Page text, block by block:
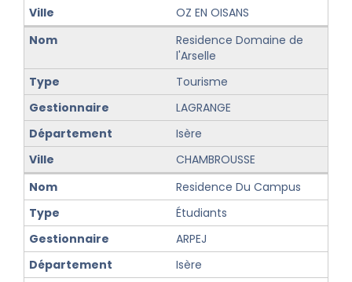
OZ EN OISANS
Residence Domaine de
l'Arselle
Tourisme
LAGRANGE
Isère
CHAMBROUSSE
Residence Du Campus
Étudiants
ARPEJ
Isère